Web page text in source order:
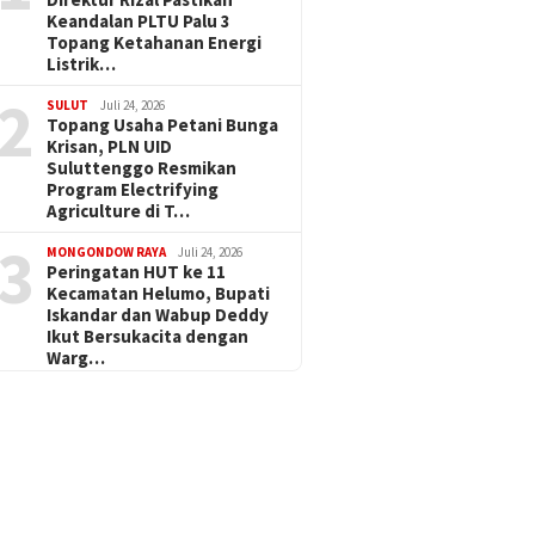
Keandalan PLTU Palu 3
Topang Ketahanan Energi
Listrik…
SULUT Juli 24, 2026
Topang Usaha Petani Bunga
Krisan, PLN UID
Suluttenggo Resmikan
Program Electrifying
Agriculture di T…
MONGONDOW RAYA Juli 24, 2026
Peringatan HUT ke 11
Kecamatan Helumo, Bupati
Iskandar dan Wabup Deddy
Ikut Bersukacita dengan
Warg…